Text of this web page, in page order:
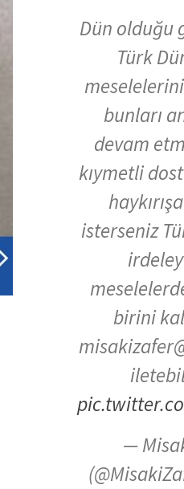
Dün olduğu
Türk
bunları
devam
kıymetli
isterseniz
birini
—